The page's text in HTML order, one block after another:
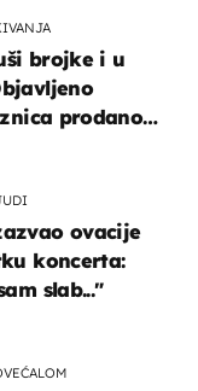
brojke i u
prodano
ovacije
koncerta:
slab..."